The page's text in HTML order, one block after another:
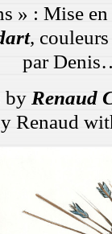
» : Mise
,
par
by Renaud
Renaud